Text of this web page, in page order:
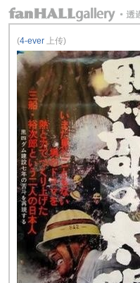
(4-ever 上传)